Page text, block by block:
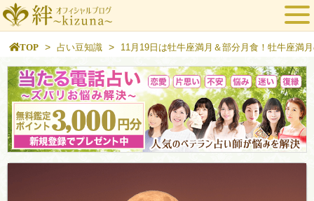
TOP > 占い豆知識 > 11月19日は牡牛座満月＆部分月食！牡牛座満